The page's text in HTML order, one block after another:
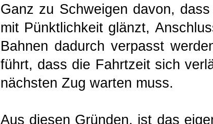
Ganz zu Schweigen davon,
mit Pünktlichkeit glänzt,
Bahnen dadurch verpasst
führt, dass die Fahrtzeit sich
nächsten Zug warten muss.
Aus diesen Gründen, ist das